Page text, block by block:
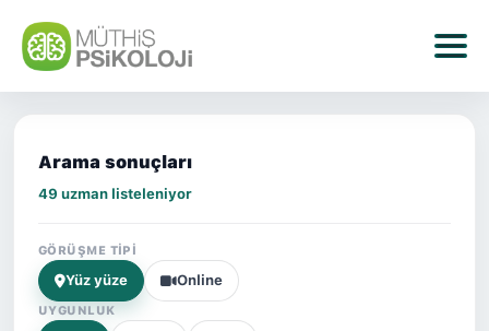
Arama sonuçları
49 uzman listeleniyor
GÖRÜŞME TIPI
Yüz yüze Online
UYGUNLUK